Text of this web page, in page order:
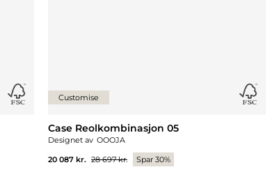
Customise
Case Reolkombinasjon 05
Designet av OOOJA
20 087 kr. 28 697 kr. Spar 30%